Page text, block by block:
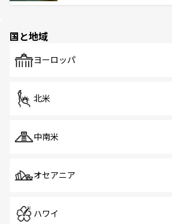
で、ホーカーズは地元の風情を楽
国と地域
ヨーロッパ
北米
中南米
オセアニア
ハワイ